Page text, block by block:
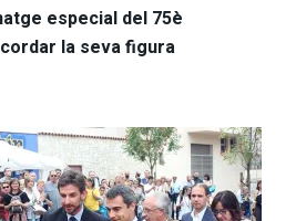
especial del 75è
la seva figura